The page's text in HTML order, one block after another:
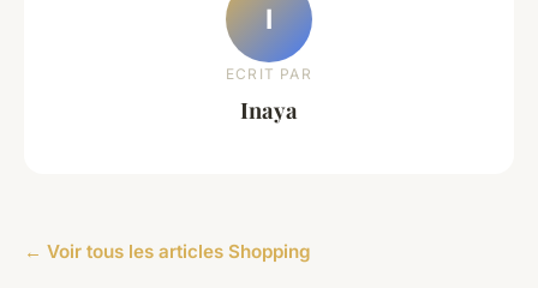
I
ECRIT PAR
Inaya
← Voir tous les articles Shopping